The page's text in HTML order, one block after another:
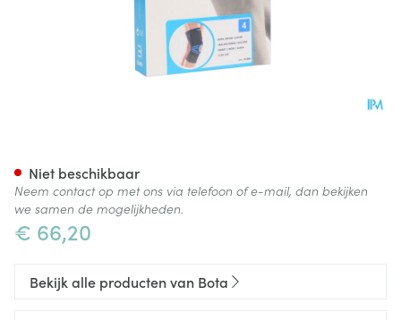
€ 66,20
Niet beschikbaar
Neem contact op met ons via telefoon of e-mail, dan bekijken
we samen de mogelijkheden.
Bekijk alle producten van Bota